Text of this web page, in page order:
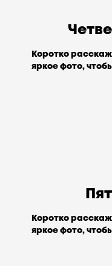
Коротко
яркое фото,
Коротко
яркое фото,